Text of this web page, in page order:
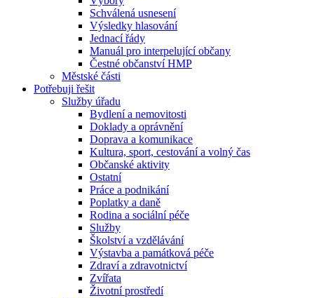
Schválená usnesení
Výsledky hlasování
Jednací řády
Manuál pro interpelující občany
Čestné občanství HMP
Městské části
Potřebuji řešit
Služby úřadu
Bydlení a nemovitosti
Doklady a oprávnění
Doprava a komunikace
Kultura, sport, cestování a volný čas
Občanské aktivity
Ostatní
Práce a podnikání
Poplatky a daně
Rodina a sociální péče
Služby
Školství a vzdělávání
Výstavba a památková péče
Zdraví a zdravotnictví
Zvířata
Životní prostředí